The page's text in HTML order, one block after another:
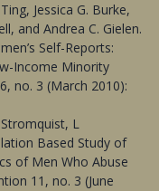
Jessica G. Burke,
and Andrea C. Gielen.
Self-Reports:
Income Minority
no. 3 (March 2010):
L
Based Study of
of Men Who Abuse
11, no. 3 (June